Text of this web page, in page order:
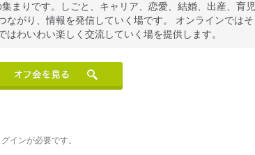
まりです。しごと、キャリア、恋愛、結婚、出産、育児
がり、情報を発信していく場です。 オンラインではそ
わいわい楽しく交流していく場を提供します。
インが必要です。